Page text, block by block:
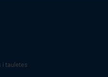
i tauletes